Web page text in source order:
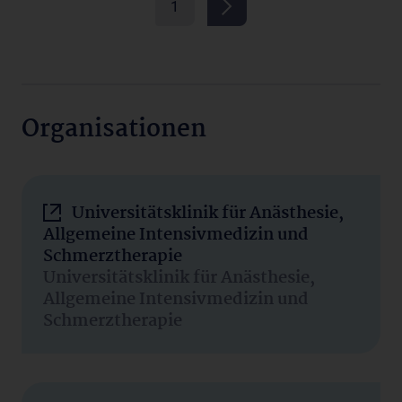
1
Organisationen
Universitätsklinik für Anästhesie,
Allgemeine Intensivmedizin und
Schmerztherapie
Universitätsklinik für Anästhesie,
Allgemeine Intensivmedizin und
Schmerztherapie